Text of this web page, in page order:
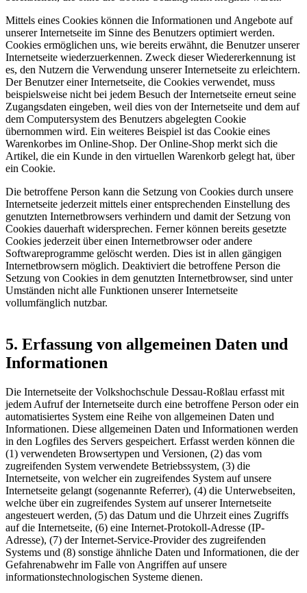
Mittels eines Cookies können die Informationen und Angebote auf
unserer Internetseite im Sinne des Benutzers optimiert werden.
Cookies ermöglichen uns, wie bereits erwähnt, die Benutzer unserer
Internetseite wiederzuerkennen. Zweck dieser Wiedererkennung ist
es, den Nutzern die Verwendung unserer Internetseite zu erleichtern.
Der Benutzer einer Internetseite, die Cookies verwendet, muss
beispielsweise nicht bei jedem Besuch der Internetseite erneut seine
Zugangsdaten eingeben, weil dies von der Internetseite und dem auf
dem Computersystem des Benutzers abgelegten Cookie
übernommen wird. Ein weiteres Beispiel ist das Cookie eines
Warenkorbes im Online-Shop. Der Online-Shop merkt sich die
Artikel, die ein Kunde in den virtuellen Warenkorb gelegt hat, über
ein Cookie.
Die betroffene Person kann die Setzung von Cookies durch unsere
Internetseite jederzeit mittels einer entsprechenden Einstellung des
genutzten Internetbrowsers verhindern und damit der Setzung von
Cookies dauerhaft widersprechen. Ferner können bereits gesetzte
Cookies jederzeit über einen Internetbrowser oder andere
Softwareprogramme gelöscht werden. Dies ist in allen gängigen
Internetbrowsern möglich. Deaktiviert die betroffene Person die
Setzung von Cookies in dem genutzten Internetbrowser, sind unter
Umständen nicht alle Funktionen unserer Internetseite
vollumfänglich nutzbar.
5. Erfassung von allgemeinen Daten und
Informationen
Die Internetseite der Volkshochschule Dessau-Roßlau erfasst mit
jedem Aufruf der Internetseite durch eine betroffene Person oder ein
automatisiertes System eine Reihe von allgemeinen Daten und
Informationen. Diese allgemeinen Daten und Informationen werden
in den Logfiles des Servers gespeichert. Erfasst werden können die
(1) verwendeten Browsertypen und Versionen, (2) das vom
zugreifenden System verwendete Betriebssystem, (3) die
Internetseite, von welcher ein zugreifendes System auf unsere
Internetseite gelangt (sogenannte Referrer), (4) die Unterwebseiten,
welche über ein zugreifendes System auf unserer Internetseite
angesteuert werden, (5) das Datum und die Uhrzeit eines Zugriffs
auf die Internetseite, (6) eine Internet-Protokoll-Adresse (IP-
Adresse), (7) der Internet-Service-Provider des zugreifenden
Systems und (8) sonstige ähnliche Daten und Informationen, die der
Gefahrenabwehr im Falle von Angriffen auf unsere
informationstechnologischen Systeme dienen.